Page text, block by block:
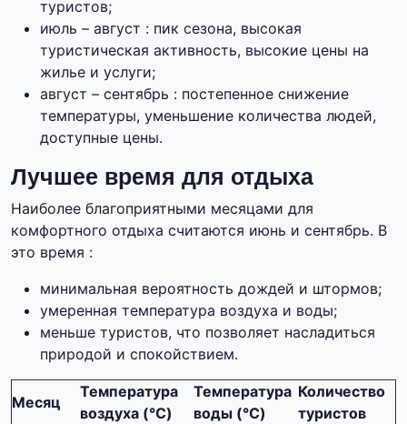
туристов;
июль – август : пик сезона, высокая
туристическая активность, высокие цены на
жилье и услуги;
август – сентябрь : постепенное снижение
температуры, уменьшение количества людей,
доступные цены.
Лучшее время для отдыха
Наиболее благоприятными месяцами для
комфортного отдыха считаются июнь и сентябрь. В
это время :
минимальная вероятность дождей и штормов;
умеренная температура воздуха и воды;
меньше туристов, что позволяет насладиться
природой и спокойствием.
Месяц
Температура
воздуха (°C)
Температура
воды (°C)
Количество
туристов